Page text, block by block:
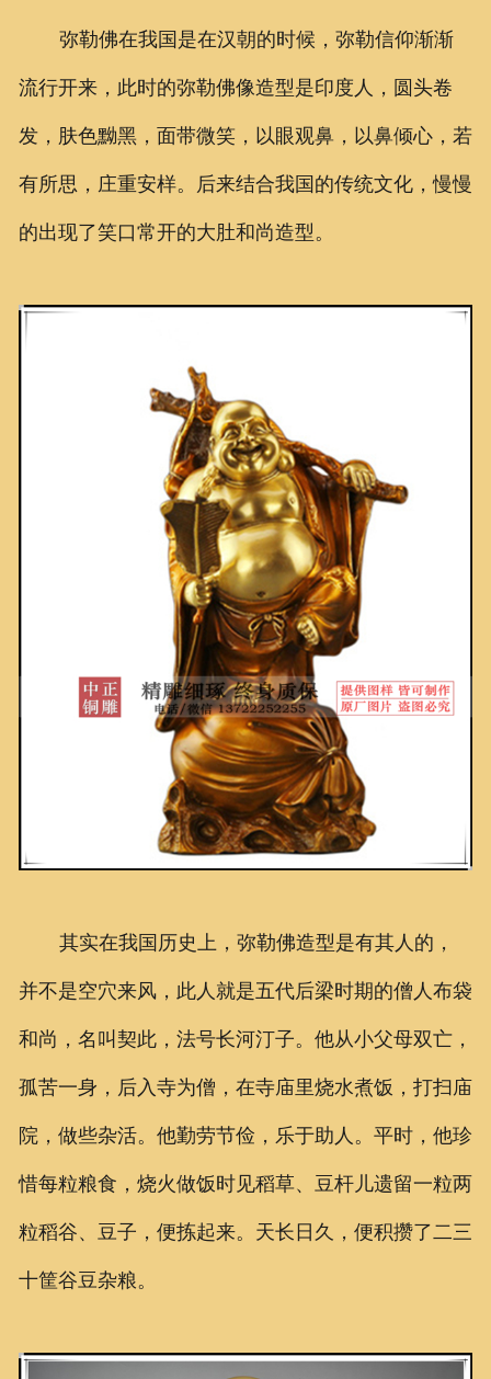
弥勒佛在我国是在汉朝的时候，弥勒信仰渐渐
流行开来，此时的弥勒佛像造型是印度人，圆头卷
发，肤色黝黑，面带微笑，以眼观鼻，以鼻倾心，若
有所思，庄重安样。后来结合我国的传统文化，慢慢
的出现了笑口常开的大肚和尚造型。
其实在我国历史上，弥勒佛造型是有其人的，
并不是空穴来风，此人就是五代后梁时期的僧人布袋
和尚，名叫契此，法号长河汀子。他从小父母双亡，
孤苦一身，后入寺为僧，在寺庙里烧水煮饭，打扫庙
院，做些杂活。他勤劳节俭，乐于助人。平时，他珍
惜每粒粮食，烧火做饭时见稻草、豆杆儿遗留一粒两
粒稻谷、豆子，便拣起来。天长日久，便积攒了二三
十筐谷豆杂粮。